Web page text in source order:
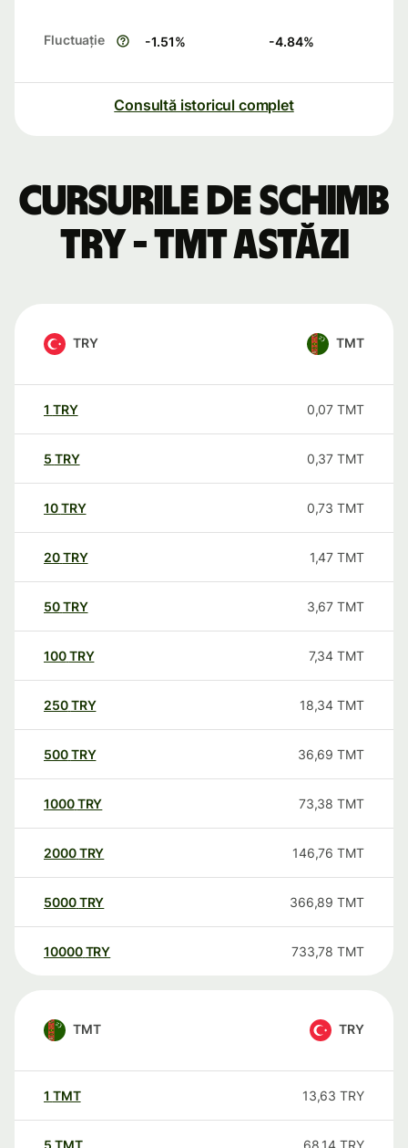
Fluctuație -1.51% -4.84%
Consultă istoricul complet
Cursurile de schimb
TRY - TMT astăzi
TRY TMT
1 TRY 0,07 TMT
5 TRY 0,37 TMT
10TRY 0,73 TMT
20TRY 1,47 TMT
50TRY 3,67 TMT
100TRY 7,34 TMT
250TRY 18,34 TMT
500TRY 36,69 TMT
1000TRY 73,38 TMT
2000TRY 146,76 TMT
5000TRY 366,89 TMT
10000 TRY 733,78 TMT
TMT TRY
1 TMT 13,63 TRY